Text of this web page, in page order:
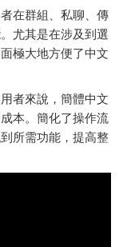
在群組、私聊、傳
尤其是在涉及到選
極大地方便了中文
者來說，簡體中文
本。簡化了操作流
所需功能，提高整